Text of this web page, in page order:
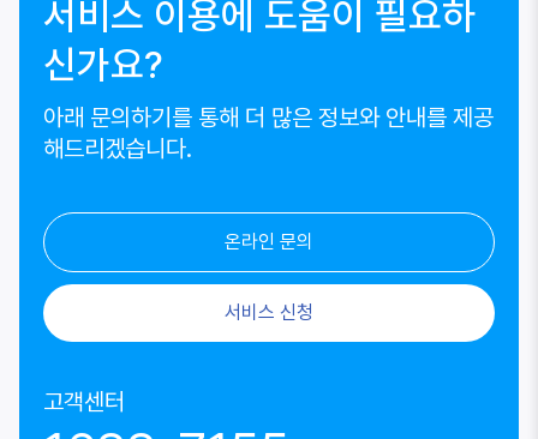
서비스 이용에 도움이 필요하
신가요?
아래 문의하기를 통해 더 많은 정보와 안내를 제공
해드리겠습니다.
온라인 문의
서비스 신청
고객센터